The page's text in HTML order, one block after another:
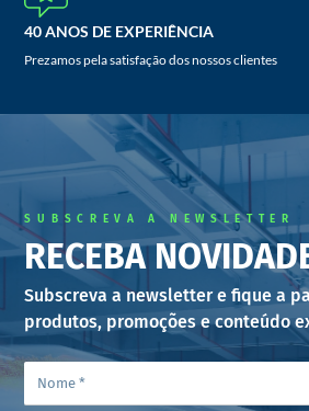
40 ANOS DE EXPERIÊNCIA
Prezamos pela satisfação dos nossos clientes
SUBSCREVA A NEWSLETTER
RECEBA
Subscreva a newsletter e fique a
produtos, promoções e conteúdo